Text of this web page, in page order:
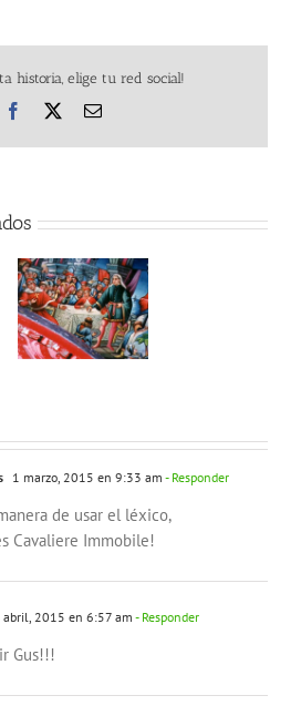
historia, elige tu red social!
Facebook
Correo
1 marzo, 2015 en 9:33 am - Responder
de usar el léxico,
Cavaliere Immobile!
abril, 2015 en 6:57 am - Responder
Gus!!!